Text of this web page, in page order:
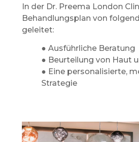
In der Dr. Preema London
Behandlungsplan von
geleitet:
● Ausführliche Beratung
● Beurteilung von Haut
● Eine personalisierte,
Strategie